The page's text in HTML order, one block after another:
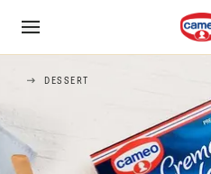
DESSERT